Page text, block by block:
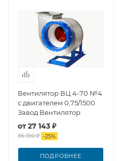
Вентилятор ВЦ 4-70 №4
с двигателем 0,75/1500
Завод Вентилятор
от27 143 ₽
36 190 ₽ -25%
ПОДРОБНЕЕ